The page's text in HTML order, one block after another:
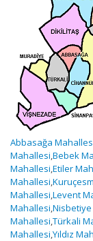
Abbasağa
Mahallesi Bebek
Mahallesi Etiler
Mahallesi
Mahallesi Levent
Mahallesi
Mahallesi Türkali
Mahallesi Yıldız